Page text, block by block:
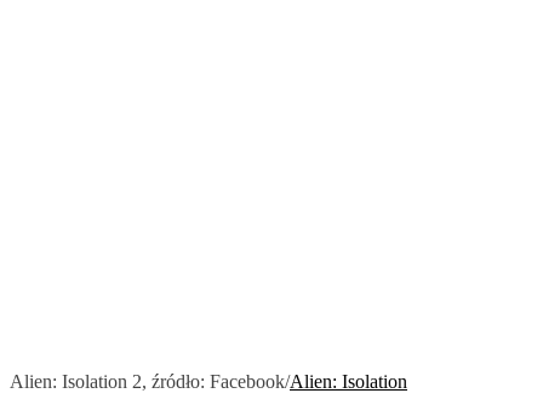
Alien: Isolation 2, źródło: Facebook/Alien: Isolation